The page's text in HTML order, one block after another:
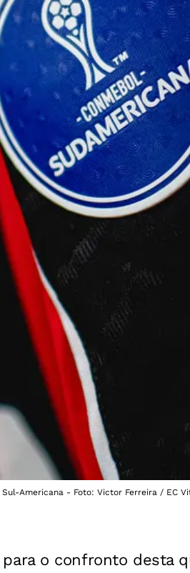
Americana - Foto: Victor Ferreira / EC
o confronto desta